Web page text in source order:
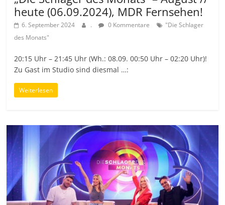
heute (06.09.2024), MDR Fernsehen!
6. September 2024 . 0 Kommentare
"Die Schlager
des Monats"
20:15 Uhr – 21:45 Uhr (Wh.: 08.09. 00:50 Uhr – 02:20 Uhr)!
Zu Gast im Studio sind diesmal …:
Weiterlesen